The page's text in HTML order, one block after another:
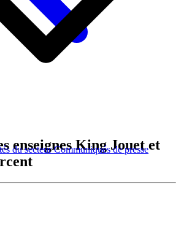
du secteurCommuniqués de presse
enseignes King Jouet et